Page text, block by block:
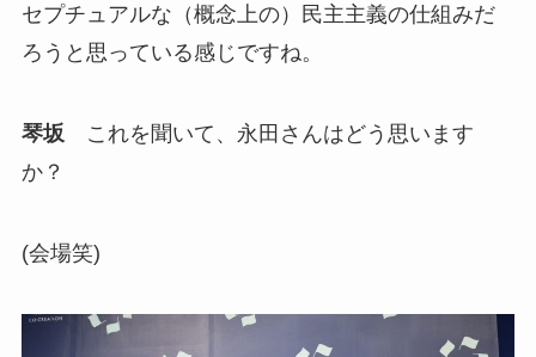
セプチュアルな（概念上の）民主主義の仕組みだ
ろうと思っている感じですね。
琴坂 これを聞いて、永田さんはどう思います
か？
(会場笑)